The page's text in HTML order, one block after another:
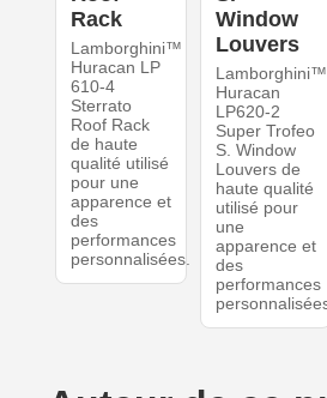
Rack
Lamborghini™
Huracan LP
610-4
Sterrato
Roof Rack
de haute
qualité utilisé
pour une
apparence et
des
performances
personnalisées.
Window
Louvers
Lamborghini™
Huracan
LP620-2
Super Trofeo
S. Window
Louvers de
haute qualité
utilisé pour
une
apparence et
des
performances